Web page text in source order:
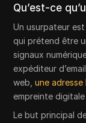
Qu’est-ce
Un usurpateur
qui prétend être
signaux
expéditeur
web,une adresse
empreinte
Le but principal